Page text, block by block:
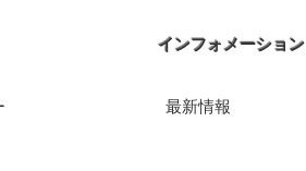
​インフォメーション
​最新情報